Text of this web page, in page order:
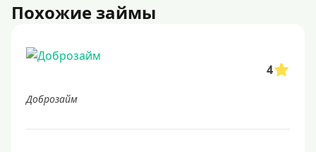
Похожие займы
4
Доброзайм